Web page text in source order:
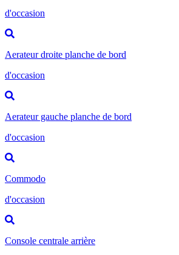
d'occasion
Aerateur droite planche de bord
d'occasion
Aerateur gauche planche de bord
d'occasion
Commodo
d'occasion
Console centrale arrière